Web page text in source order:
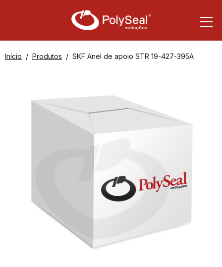
Início Produtos SKF Anel de apoio STR 19-427-395A